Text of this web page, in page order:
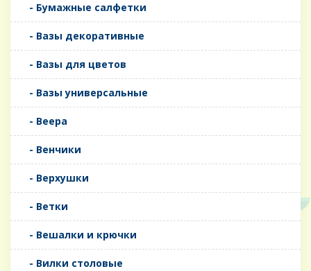
- Бумажные салфетки
- Вазы декоративные
- Вазы для цветов
- Вазы универсальные
- Веера
- Венчики
- Верхушки
- Ветки
- Вешалки и крючки
- Вилки столовые